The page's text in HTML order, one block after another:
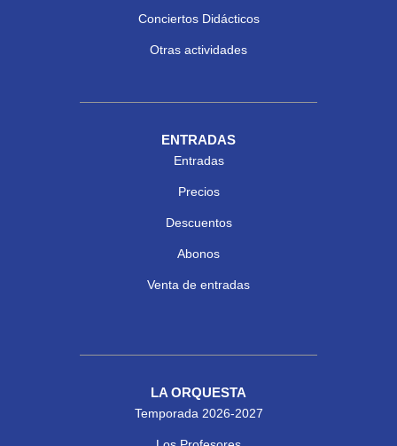
Conciertos Didácticos
Otras actividades
ENTRADAS
Entradas
Precios
Descuentos
Abonos
Venta de entradas
LA ORQUESTA
Temporada 2026-2027